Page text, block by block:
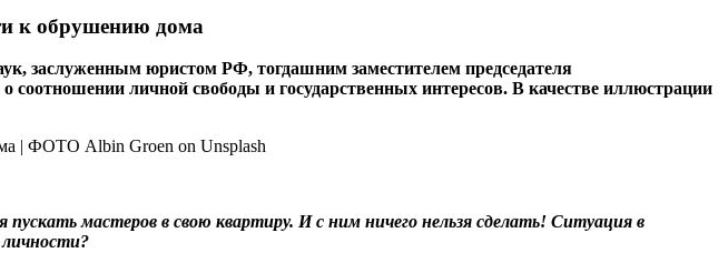
к обрушению дома
заслуженным юристом РФ, тогдашним заместителем председателя
личной свободы и государственных интересов. В качестве иллюстрации
мастеров в свою квартиру. И с ним ничего нельзя сделать! Ситуация в